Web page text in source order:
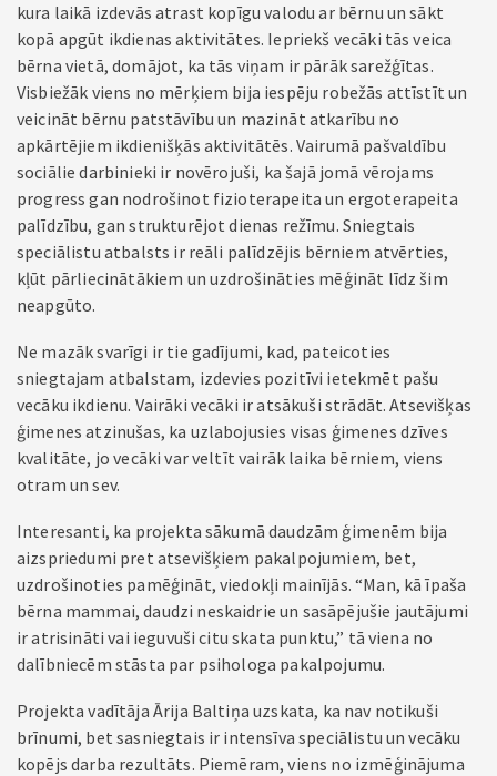
kura laikā izdevās atrast kopīgu valodu ar bērnu un sākt
kopā apgūt ikdienas aktivitātes. Iepriekš vecāki tās veica
bērna vietā, domājot, ka tās viņam ir pārāk sarežģītas.
Visbiežāk viens no mērķiem bija iespēju robežās attīstīt un
veicināt bērnu patstāvību un mazināt atkarību no
apkārtējiem ikdienišķās aktivitātēs. Vairumā pašvaldību
sociālie darbinieki ir novērojuši, ka šajā jomā vērojams
progress gan nodrošinot fizioterapeita un ergoterapeita
palīdzību, gan strukturējot dienas režīmu. Sniegtais
speciālistu atbalsts ir reāli palīdzējis bērniem atvērties,
kļūt pārliecinātākiem un uzdrošināties mēģināt līdz šim
neapgūto.
Ne mazāk svarīgi ir tie gadījumi, kad, pateicoties
sniegtajam atbalstam, izdevies pozitīvi ietekmēt pašu
vecāku ikdienu. Vairāki vecāki ir atsākuši strādāt. Atsevišķas
ģimenes atzinušas, ka uzlabojusies visas ģimenes dzīves
kvalitāte, jo vecāki var veltīt vairāk laika bērniem, viens
otram un sev.
Interesanti, ka projekta sākumā daudzām ģimenēm bija
aizspriedumi pret atsevišķiem pakalpojumiem, bet,
uzdrošinoties pamēģināt, viedokļi mainījās. “Man, kā īpaša
bērna mammai, daudzi neskaidrie un sasāpējušie jautājumi
ir atrisināti vai ieguvuši citu skata punktu,” tā viena no
dalībniecēm stāsta par psihologa pakalpojumu.
Projekta vadītāja Ārija Baltiņa uzskata, ka nav notikuši
brīnumi, bet sasniegtais ir intensīva speciālistu un vecāku
kopējs darba rezultāts. Piemēram, viens no izmēģinājuma